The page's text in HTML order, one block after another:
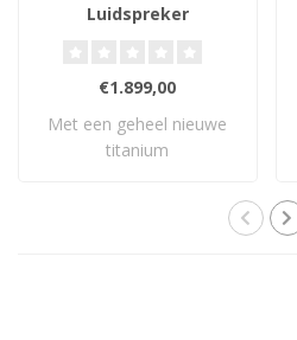
Luidspreker
€1.899,00
Met een geheel nieuwe
titanium